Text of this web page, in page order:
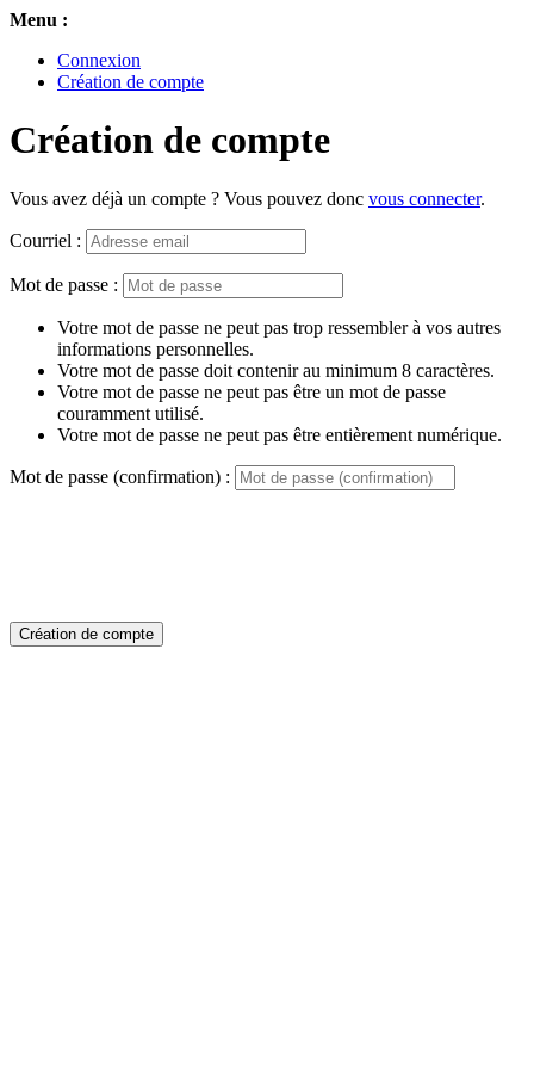
Menu :
Connexion
Création de compte
Création de compte
Vous avez déjà un compte ? Vous pouvez donc vous connecter.
Courriel :
Mot de passe :
Votre mot de passe ne peut pas trop ressembler à vos autres
informations personnelles.
Votre mot de passe doit contenir au minimum 8 caractères.
Votre mot de passe ne peut pas être un mot de passe
couramment utilisé.
Votre mot de passe ne peut pas être entièrement numérique.
Mot de passe (confirmation) :
Création de compte